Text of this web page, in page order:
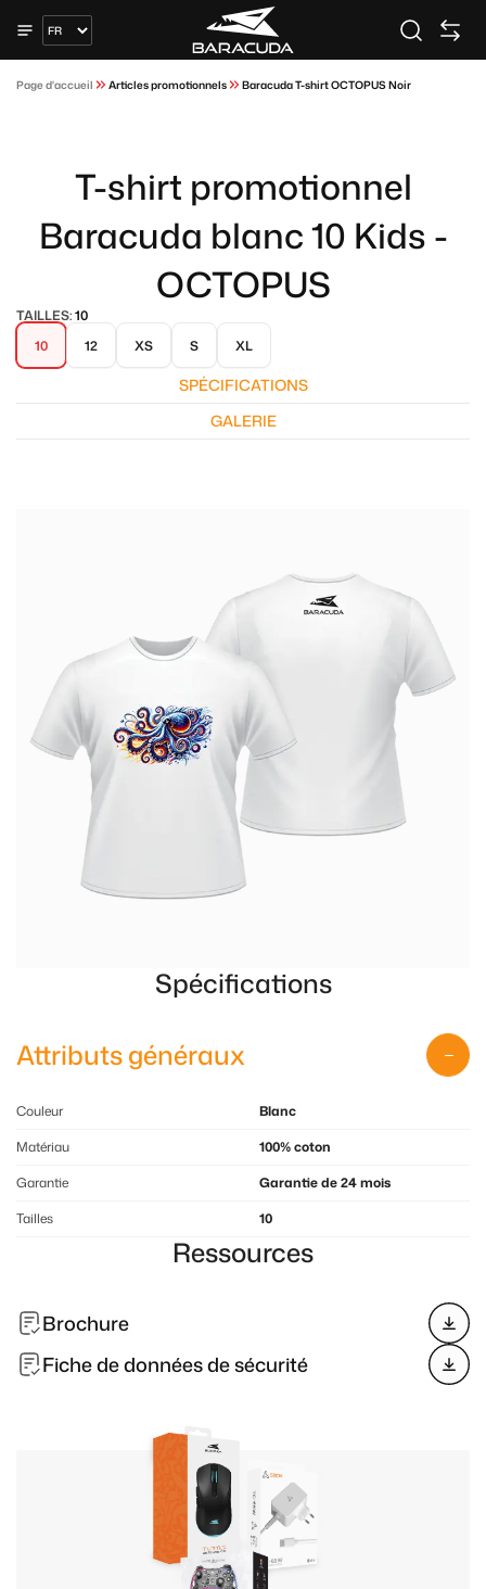
Page d'accueil Articles promotionnels Baracuda T-shirt OCTOPUS Noir
T-shirt promotionnel
Baracuda blanc 10 Kids -
OCTOPUS
TAILLES:10
10
12 XS S XL
SPÉCIFICATIONS
GALERIE
Spécifications
Attributs généraux
Couleur
Blanc
Matériau
100% coton
Garantie
Garantie de 24 mois
Tailles
10
Ressources
Brochure
Fiche de données de sécurité